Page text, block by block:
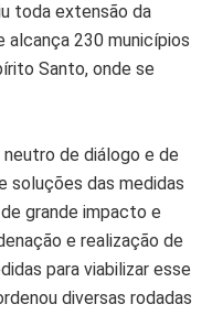
toda extensão da
alcança 230 municípios
Santo, onde se
de diálogo e de
soluções das medidas
grande impacto e
e realização de
para viabilizar esse
diversas rodadas